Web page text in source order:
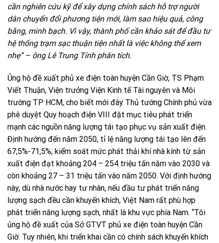
cần nghiên cứu kỹ để xây dựng chính sách hỗ trợ người
dân chuyển đổi phương tiện mới, làm sao hiệu quả, công
bằng, minh bạch. Vì vậy, thành phố cần khảo sát để đầu tư
hệ thống trạm sạc thuận tiện nhất là việc không thể xem
nhẹ” – ông Lê Trung Tính phân tích.
Ủng hộ đề xuất phủ xe điện toàn huyện Cần Giờ, TS Phạm
Viết Thuận, Viện trưởng Viện Kinh tế Tài nguyên và Môi
trường TP HCM, cho biết mới đây Thủ tướng Chính phủ vừa
phê duyệt Quy hoạch điện VIII đặt mục tiêu phát triển
mạnh các nguồn năng lượng tái tạo phục vụ sản xuất điện.
Định hướng đến năm 2050, tỉ lệ năng lượng tái tạo lên đến
67,5%-71,5%; kiểm soát mức phát thải khí nhà kính từ sản
xuất điện đạt khoảng 204 – 254 triệu tấn năm vào 2030 và
còn khoảng 27 – 31 triệu tấn vào năm 2050. Với định hướng
này, dù nhà nước hay tư nhân, nếu đầu tư phát triển năng
lượng sạch đều cần khuyến khích, Việt Nam rất phù hợp
phát triển năng lượng sạch, nhất là khu vực phía Nam. “Tôi
ủng hộ đề xuất của Sở GTVT phủ xe điện toàn huyện Cần
Giờ. Tuy nhiên, khi triển khai cần có chính sách khuyến khích